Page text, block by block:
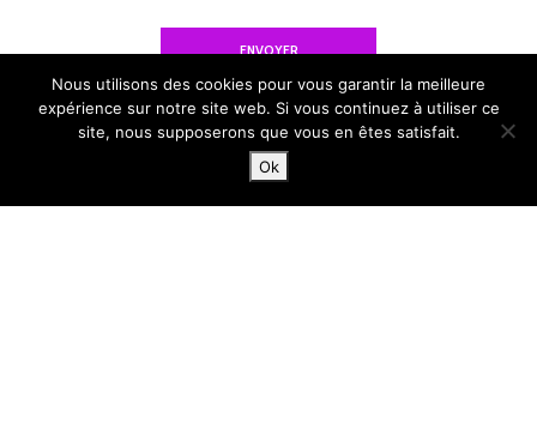
Nous utilisons des cookies pour vous garantir la meilleure
expérience sur notre site web. Si vous continuez à utiliser ce
site, nous supposerons que vous en êtes satisfait.
Ok